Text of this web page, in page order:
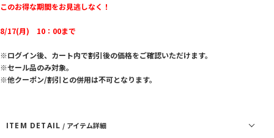
このお得な期間をお見逃しなく！
8/17(月) 10：00まで
※ログイン後、カート内で割引後の価格をご確認いただけます。
※セール品のみ対象。
※他クーポン/割引との併用は不可となります。
ITEM DETAIL / アイテム詳細